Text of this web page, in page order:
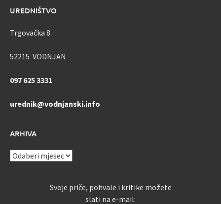
UREDNIŠTVO
Trgovačka 8
52215 VODNJAN
097 625 3331
urednik@vodnjanski.info
ARHIVA
ARHIVA
Svoje priče, pohvale i kritike možete
slati na e-mail: